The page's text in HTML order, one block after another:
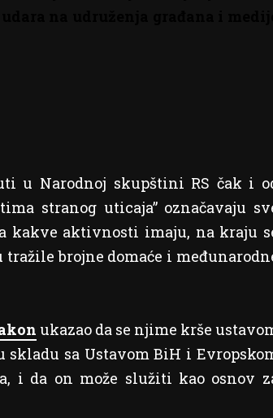
u Narodnoj skupštini RS čak i
stranog uticaja” označavaju
kakve aktivnosti imaju, na kraju
brojne domaće i
ukazao da se njime krše
skladu sa Ustavom BiH i
i da on može služiti kao osnov